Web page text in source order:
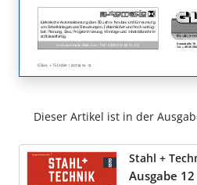
Dieser Artikel ist in der
Stahl +
Ausgabe